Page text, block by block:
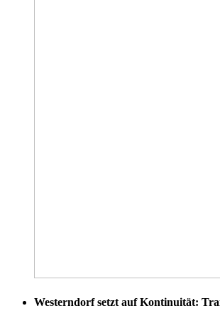
Westerndorf setzt auf Kontinuität: